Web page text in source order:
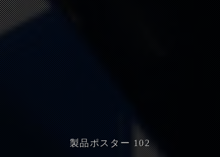
製品ポスター 102